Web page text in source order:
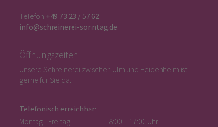
Telefon +49 73 23 / 57 62
info@schreinerei-sonntag.de
Öffnungszeiten
Unsere Schreinerei zwischen Ulm und Heidenheim ist
gerne für Sie da.
Telefonisch erreichbar:
Montag - Freitag
8:00 – 17:00 Uhr